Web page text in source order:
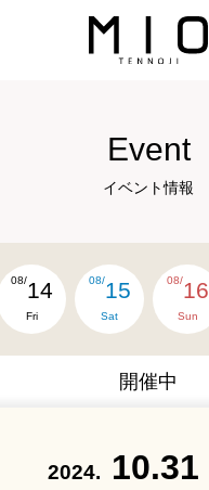
Event
イベント情報
08/ 14
Fri
08/ 15
Sat
08/ 16
Sun
開催中
2024. 10.31